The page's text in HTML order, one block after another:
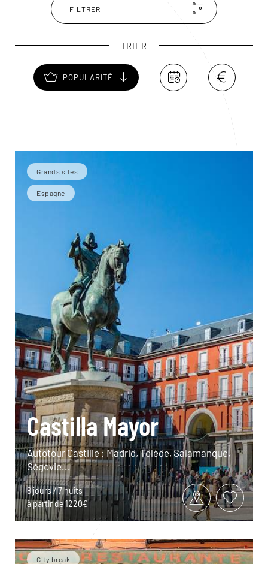
FILTRER
TRIER
POPULARITÉ
Grands sites
Espagne
Castilla Mayor
Autotour Castille : Madrid, Tolède, Salamanque,
Ségovie...
8 jours / 7 nuits
à partir de 1220€
City break